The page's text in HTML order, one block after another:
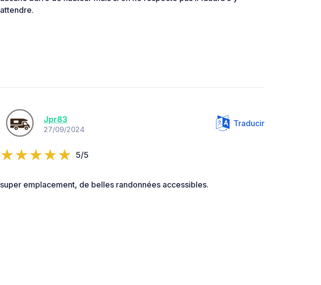
attendre.
Jpr83
27/09/2024
Traducir
5/5
super emplacement, de belles randonnées accessibles.